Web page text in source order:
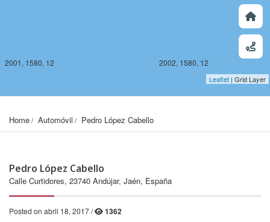
2001, 1580, 12 2002, 1580, 12
Leaflet | Grid Layer
Home Automóvil Pedro López Cabello
Pedro López Cabello
Calle Curtidores, 23740 Andújar, Jaén, España
Posted on abril 18, 2017 / 1362